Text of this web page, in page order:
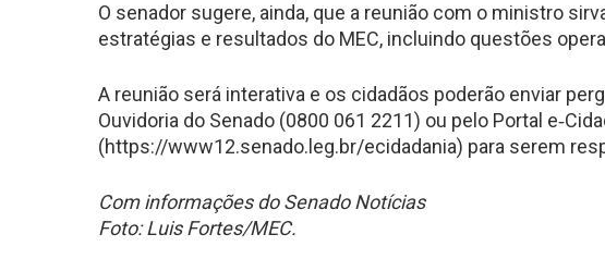
O senador sugere, ainda, que a reunião com o ministro
estratégias e resultados do MEC, incluindo questões
A reunião será interativa e os cidadãos poderão enviar
Ouvidoria do Senado (0800 061 2211) ou pelo Portal
(https://www12.senado.leg.br/ecidadania) para serem
Com informações do Senado Notícias
Foto: Luis Fortes/MEC.